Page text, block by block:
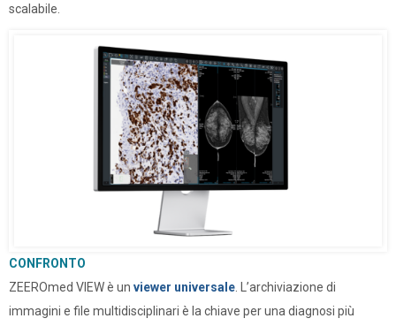
scalabile.
CONFRONTO
ZEEROmed VIEW è un viewer universale . L’archiviazione di
immagini e file multidisciplinari è la chiave per una diagnosi più